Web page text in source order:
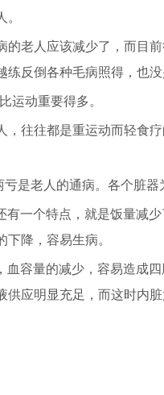
的老人应该减少了，而目
反倒各种毛病照得，也
运动重要得多。
，往往都是重运动而轻食
是老人的通病。各个脏
一个特点，就是饭量减
降，容易生病。
血容量的减少，容易造成
供应明显充足，而这时内